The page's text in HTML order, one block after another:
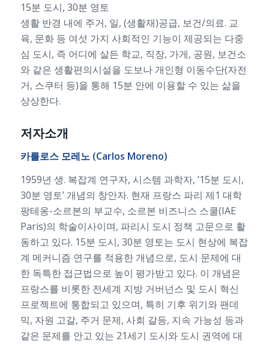
15분 도시, 30분 영토
생활 반경 내에 주거, 일, (생활재)공급, 보건/의료. 교
육, 문화 등 여섯 가지 사회적인 기능이 제공되는 다중
심 도시, 즉 어디에 살든 학교, 직장, 가게, 공원, 보건소
와 같은 생활편의시설을 도보나 개인형 이동수단(자전
거, 스쿠터 등)을 통해 15분 안에 이용할 수 있는 삶을
상상한다.
저자소개
카를로스 모레노 (Carlos Moreno)
1959년 생. 복잡계 연구자, 시스템 과학자, ’15분 도시,
30분 영토’ 개념의 창안자. 현재 프랑스 파리 제1 대학
팡테옹-소르본의 부교수, 소르본 비즈니스 스쿨(IAE
Paris)의 학술이사이며, 파리시 도시 정책 고문으로 활
동하고 있다. 15분 도시, 30분 영토는 도시 현상에 복잡
계 메커니즘 연구를 적용한 개념으로, 도시 문제에 대
한 독특한 접근법으로 높이 평가받고 있다. 이 개념은
프랑스를 비롯한 전세계 지방 거버넌스 및 도시 혁신
프로젝트에 통합되고 있으며, 특히 기후 위기와 팬데
믹, 자원 고갈, 주거 문제, 사회 갈등, 지속 가능성 등과
같은 문제를 안고 있는 21세기 도시와 도시 권역에 대